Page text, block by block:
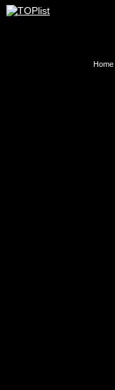
Home